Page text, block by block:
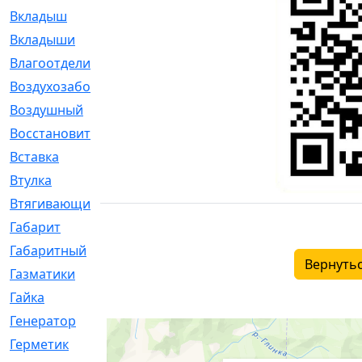
Вкладыш
Вкладыши
Влагоотделитель
Воздухозаборник
Воздушный
Восстановительный
Вставка
Втулка
Втягивающий
[22]
Габарит
Габаритный
Газматики
Гайка
Генератор
[148]
Герметик
[15]